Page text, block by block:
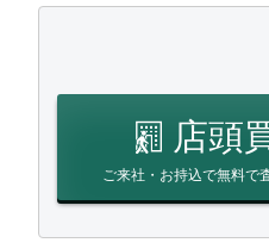
店頭
ご来社・お持込で無料で